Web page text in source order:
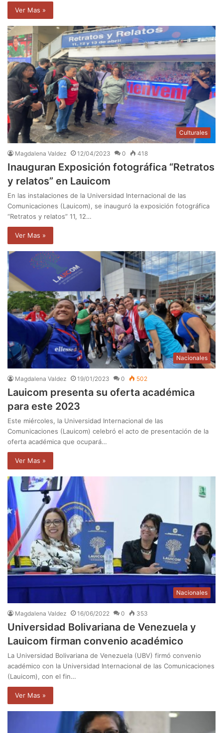
Ver Mas »
Culturales
Magdalena Valdez 12/04/2023 0 418
Inauguran Exposición fotográfica “Retratos
y relatos” en Lauicom
En las instalaciones de la Universidad Internacional de las
Comunicaciones (Lauicom), se inauguró la exposición fotográfica
“Retratos y relatos” 11, 12…
Ver Mas »
Nacionales
Magdalena Valdez 19/01/2023 0 502
Lauicom presenta su oferta académica
para este 2023
Este miércoles, la Universidad Internacional de las
Comunicaciones (Lauicom) celebró el acto de presentación de la
oferta académica que ocupará…
Ver Mas »
Nacionales
Magdalena Valdez 16/06/2022 0 353
Universidad Bolivariana de Venezuela y
Lauicom firman convenio académico
La Universidad Bolivariana de Venezuela (UBV) firmó convenio
académico con la Universidad Internacional de las Comunicaciones
(Lauicom), con el fin…
Ver Mas »